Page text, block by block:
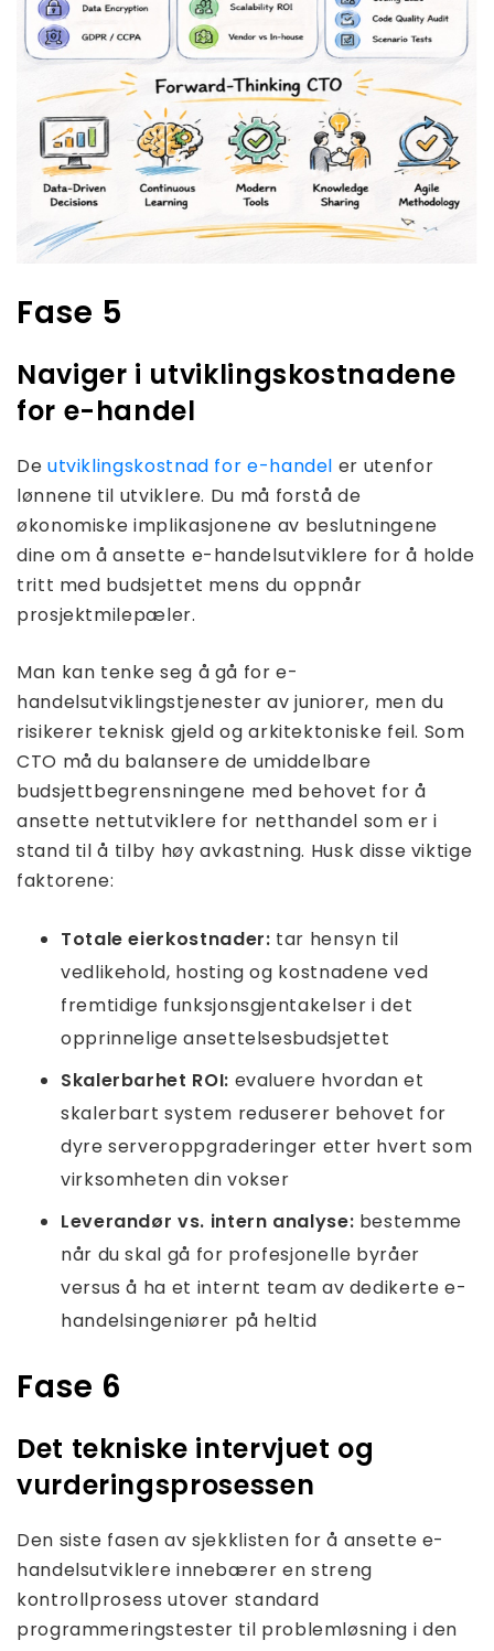
Fase 5
Naviger i utviklingskostnadene
for e-handel
De utviklingskostnad for e-handel er utenfor
lønnene til utviklere. Du må forstå de
økonomiske implikasjonene av beslutningene
dine om å ansette e-handelsutviklere for å holde
tritt med budsjettet mens du oppnår
prosjektmilepæler.
Man kan tenke seg å gå for e-
handelsutviklingstjenester av juniorer, men du
risikerer teknisk gjeld og arkitektoniske feil. Som
CTO må du balansere de umiddelbare
budsjettbegrensningene med behovet for å
ansette nettutviklere for netthandel som er i
stand til å tilby høy avkastning. Husk disse viktige
faktorene:
Totale eierkostnader: tar hensyn til
vedlikehold, hosting og kostnadene ved
fremtidige funksjonsgjentakelser i det
opprinnelige ansettelsesbudsjettet
Skalerbarhet ROI: evaluere hvordan et
skalerbart system reduserer behovet for
dyre serveroppgraderinger etter hvert som
virksomheten din vokser
Leverandør vs. intern analyse: bestemme
når du skal gå for profesjonelle byråer
versus å ha et internt team av dedikerte e-
handelsingeniører på heltid
Fase 6
Det tekniske intervjuet og
vurderingsprosessen
Den siste fasen av sjekklisten for å ansette e-
handelsutviklere innebærer en streng
kontrollprosess utover standard
programmeringstester til problemløsning i den